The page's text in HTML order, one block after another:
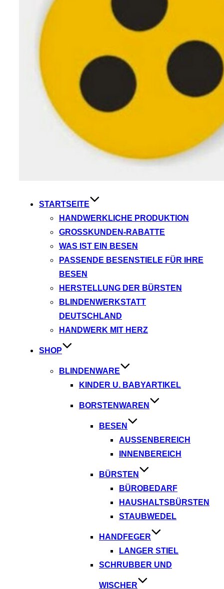
STARTSEITE
HANDWERKLICHE PRODUKTION
GROSSKUNDEN-RABATTE
WAS IST EIN BESEN
PASSENDE BESENSTIELE FÜR IHRE
BESEN
HERSTELLUNG DER BÜRSTEN
BLINDENWERKSTATT
DEUTSCHLAND
HANDWERK MIT HERZ
SHOP
BLINDENWARE
KINDER U. BABYARTIKEL
BORSTENWAREN
BESEN
AUSSENBEREICH
INNENBEREICH
BÜRSTEN
BÜROBEDARF
HAUSHALTSBÜRSTEN
STAUBWEDEL
HANDFEGER
LANGER STIEL
SCHRUBBER UND
WISCHER